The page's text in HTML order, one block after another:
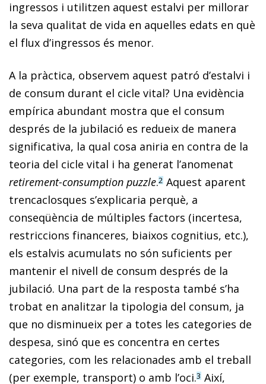
ingressos i utilitzen aquest estalvi per millorar
la seva qualitat de vida en aquelles edats en què
el flux d’ingressos és menor.
A la pràctica, observem aquest patró d’estalvi i
de consum durant el cicle vital? Una evidència
empírica abundant mostra que el consum
després de la jubilació es redueix de manera
significativa, la qual cosa aniria en contra de la
teoria del cicle vital i ha generat l’anomenat
retirement-consumption puzzle.2 Aquest aparent
trencaclosques s’explicaria perquè, a
conseqüència de múltiples factors (incertesa,
restriccions financeres, biaixos cognitius, etc.),
els estalvis acumulats no són suficients per
mantenir el nivell de consum després de la
jubilació. Una part de la resposta també s’ha
trobat en analitzar la tipologia del consum, ja
que no disminueix per a totes les categories de
despesa, sinó que es concentra en certes
categories, com les relacionades amb el treball
(per exemple, transport) o amb l’oci.3 Així,